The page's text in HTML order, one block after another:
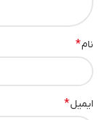
نام*
ایمیل*